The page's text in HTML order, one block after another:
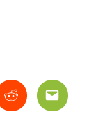
RedditEmail